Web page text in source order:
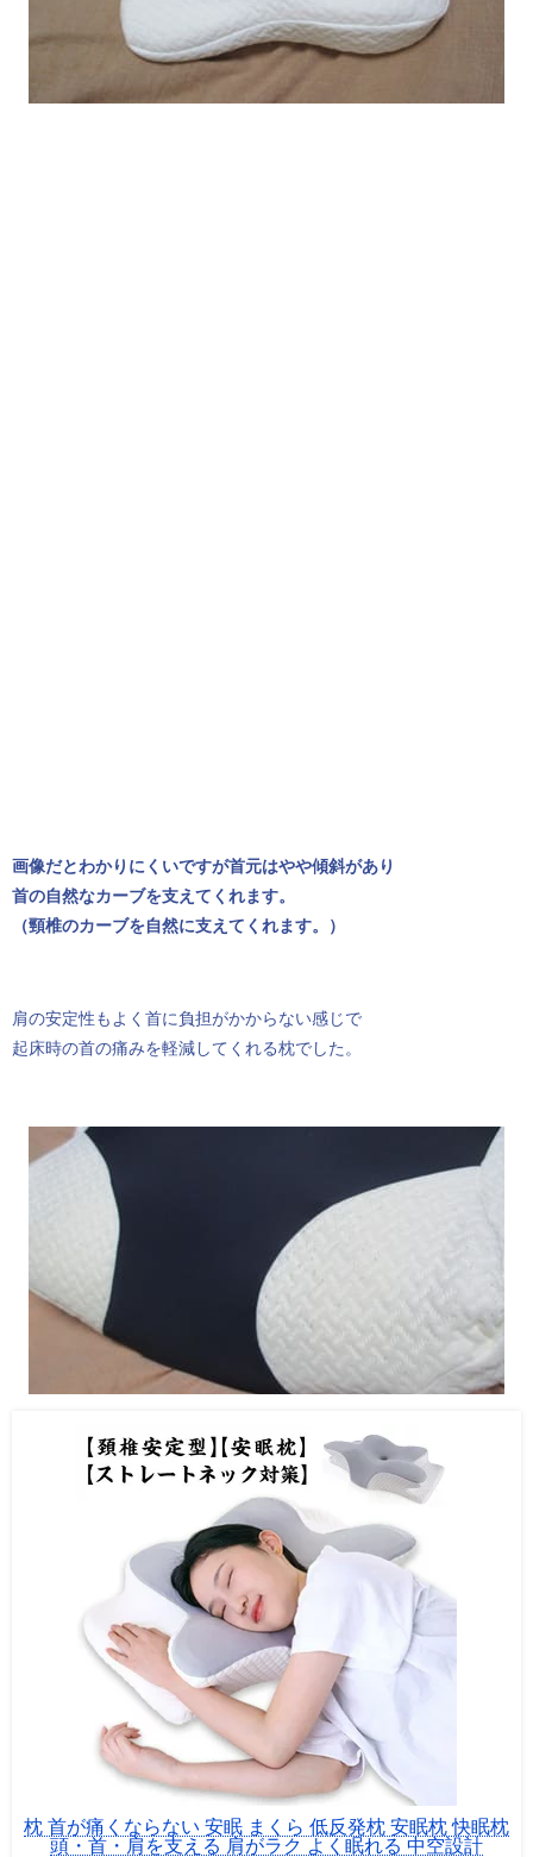
画像だとわかりにくいですが首元はやや傾斜があり
首の自然なカーブを支えてくれます。
（頸椎のカーブを自然に支えてくれます。）
肩の安定性もよく首に負担がかからない感じで
起床時の首の痛みを軽減してくれる枕でした。
枕 首が痛くならない 安眠 まくら 低反発枕 安眠枕 快眠枕
頭・首・肩を支える 肩がラク よく眠れる 中空設計